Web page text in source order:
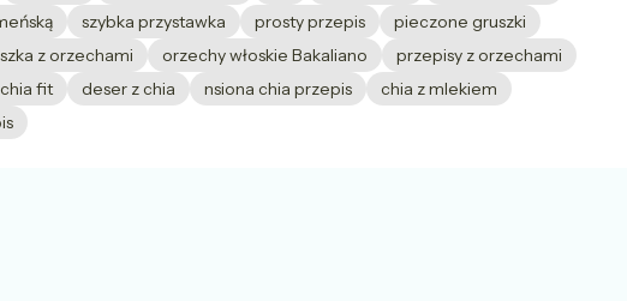
szybka przystawka prosty przepis
pieczone gruszki
z orzechami orzechy włoskie Bakaliano
przepisy z orzechami
fit deser z chia nsiona chia przepis
chia z mlekiem